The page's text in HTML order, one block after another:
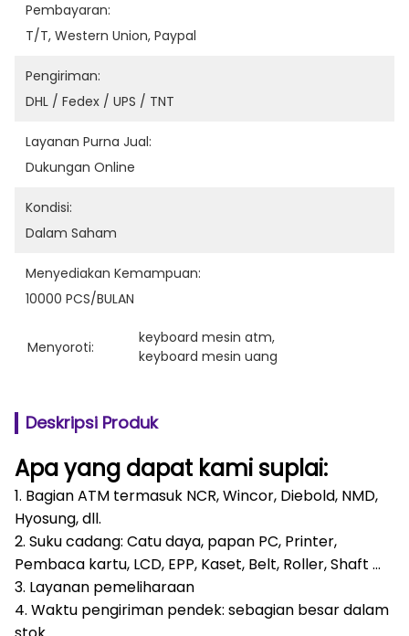
Pembayaran:
T/T, Western Union, Paypal
Pengiriman:
DHL / Fedex / UPS / TNT
Layanan Purna Jual:
Dukungan Online
Kondisi:
Dalam Saham
Menyediakan Kemampuan:
10000 PCS/BULAN
Menyoroti:
keyboard mesin atm,
keyboard mesin uang
Deskripsi Produk
Apa yang dapat kami suplai:
1. Bagian ATM termasuk NCR, Wincor, Diebold, NMD,
Hyosung, dll.
2. Suku cadang: Catu daya, papan PC, Printer,
Pembaca kartu, LCD, EPP, Kaset, Belt, Roller, Shaft ...
3. Layanan pemeliharaan
4. Waktu pengiriman pendek: sebagian besar dalam